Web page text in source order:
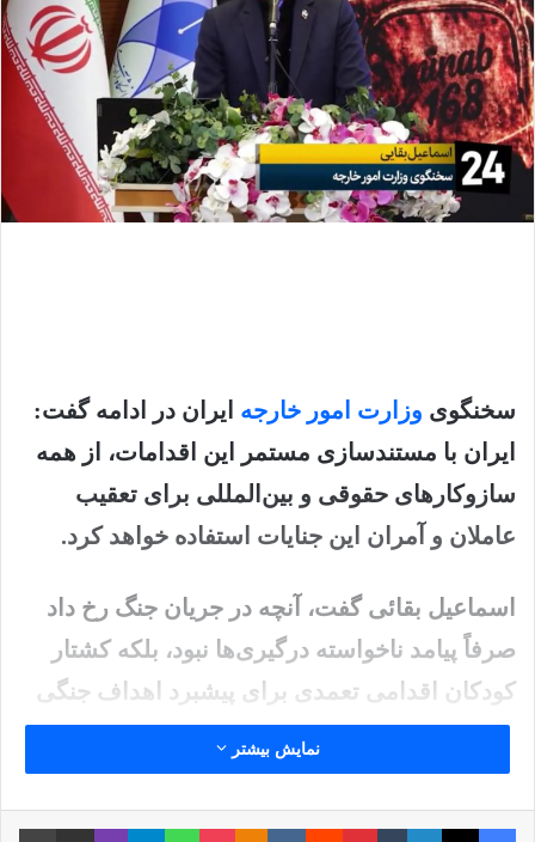
سخنگوی وزارت امور خارجه ایران در ادامه گفت:
ایران با مستندسازی مستمر این اقدامات، از همه
سازوکارهای حقوقی و بین‌المللی برای تعقیب
عاملان و آمران این جنایات استفاده خواهد کرد.
اسماعیل بقائی گفت، آنچه در جریان جنگ رخ داد
صرفاً پیامد ناخواسته درگیری‌ها نبود، بلکه کشتار
کودکان اقدامی تعمدی برای پیشبرد اهداف جنگی
متجاوزان به شمار می‌رفت.
نمایش بیشتر
فیس بوک X لینکدین‫تامبلر‫پین‌ترست
‫رددیت‫VKontakte
‫Odnoklassniki
پاکتواتس آپ تلگراموایبر اشتراک گذاری از طریق ایمیل